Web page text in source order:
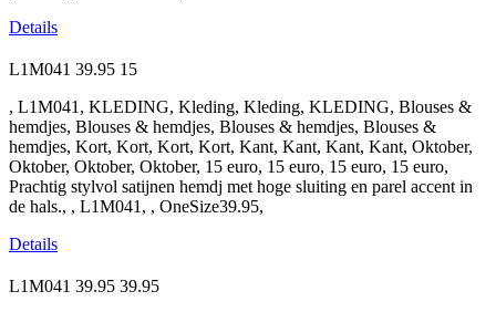
Details
L1M041 39.95 15
, L1M041, KLEDING, Kleding, Kleding, KLEDING, Blouses &
hemdjes, Blouses & hemdjes, Blouses & hemdjes, Blouses &
hemdjes, Kort, Kort, Kort, Kort, Kant, Kant, Kant, Kant, Oktober,
Oktober, Oktober, Oktober, 15 euro, 15 euro, 15 euro, 15 euro,
Prachtig stylvol satijnen hemdj met hoge sluiting en parel accent in
de hals., , L1M041, , OneSize39.95,
Details
L1M041 39.95 39.95